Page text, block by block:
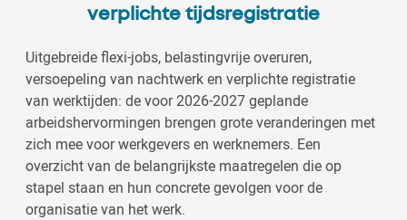
verplichte tijdsregistratie
Uitgebreide flexi-jobs, belastingvrije overuren,
versoepeling van nachtwerk en verplichte registratie
van werktijden: de voor 2026-2027 geplande
arbeidshervormingen brengen grote veranderingen met
zich mee voor werkgevers en werknemers. Een
overzicht van de belangrijkste maatregelen die op
stapel staan en hun concrete gevolgen voor de
organisatie van het werk.